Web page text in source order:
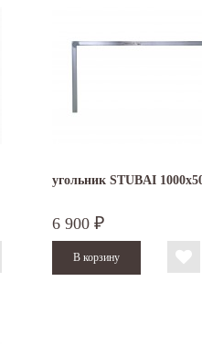
угольник STUBAI
6 900 ₽